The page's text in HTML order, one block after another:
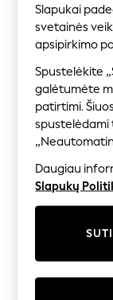
All Girls
Shoes
Dresses
Trousers
Skirts
Shirts
Polo
Coats &
Socks &
All Girls
Shorts
Slapukai
svetainės
apsipirkimo
Spustelėkite
galėtumėte
patirtimi.
spustelėdami
Daugiau
Slapukų